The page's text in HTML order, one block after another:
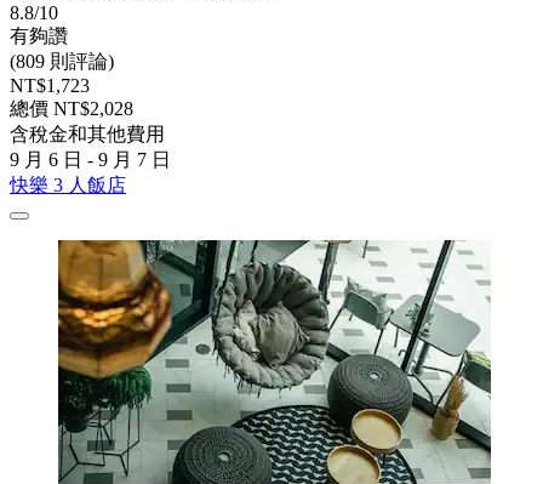
8.8/10
有夠讚
(809 則評論)
NT$1,723
總價 NT$2,028
含稅金和其他費用
9 月 6 日 - 9 月 7 日
快樂 3 人飯店